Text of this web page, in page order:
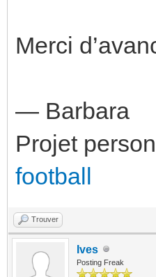
Merci
— Barbara
Projet
football
Trouver
Ives
Posting Freak